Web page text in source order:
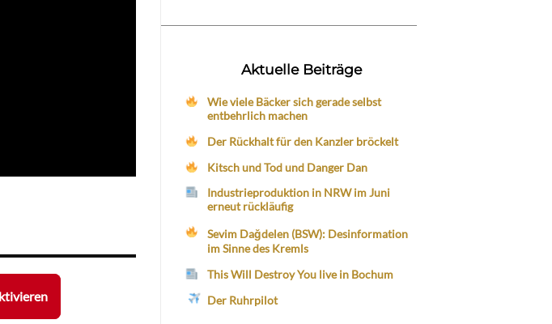
Aktuelle Beiträge
Wie viele Bäcker sich gerade selbst
entbehrlich machen
Der Rückhalt für den Kanzler bröckelt
Kitsch und Tod und Danger Dan
Industrieproduktion in NRW im Juni
erneut rückläufig
Sevim Dağdelen (BSW): Desinformation
im Sinne des Kremls
This Will Destroy You live in Bochum
Der Ruhrpilot